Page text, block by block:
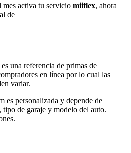
mes activa tu servicio miiflex, ahora
de
una referencia de primas de
en línea por lo cual las
variar.
es personalizada y depende de
tipo de garaje y modelo del auto.